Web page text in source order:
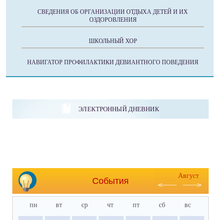
СВЕДЕНИЯ ОБ ОРГАНИЗАЦИИ ОТДЫХА ДЕТЕЙ И ИХ
ОЗДОРОВЛЕНИЯ
ШКОЛЬНЫЙ ХОР
НАВИГАТОР ПРОФИЛАКТИКИ ДЕВИАНТНОГО ПОВЕДЕНИЯ
ЭЛЕКТРОННЫЙ ДНЕВНИК
События
Август
пн вт ср чт пт сб вс